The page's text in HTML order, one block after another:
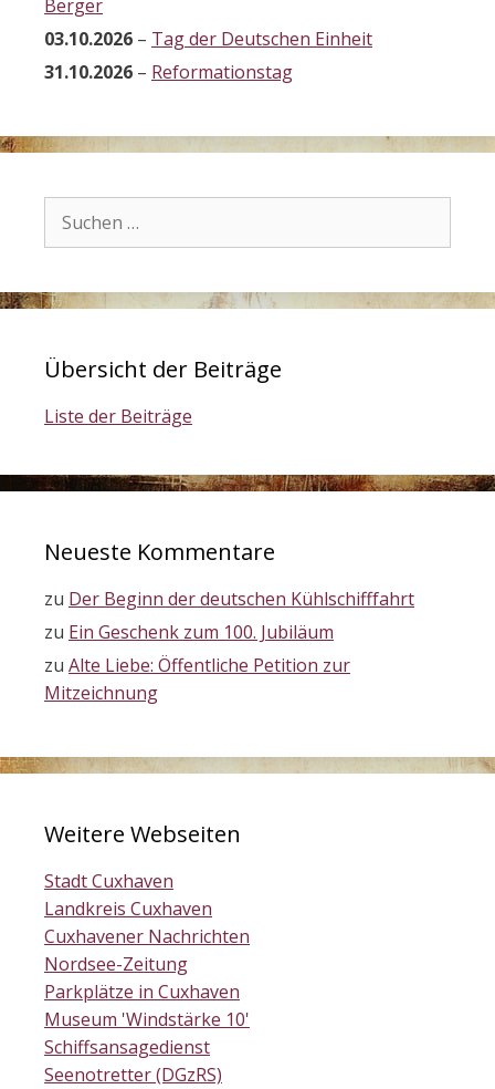
Berger
03.10.2026 – Tag der Deutschen Einheit
31.10.2026 – Reformationstag
nach:
Übersicht der Beiträge
Liste der Beiträge
Neueste Kommentare
zu Der Beginn der deutschen Kühlschifffahrt
zu Ein Geschenk zum 100. Jubiläum
zu Alte Liebe: Öffentliche Petition zur
Mitzeichnung
Weitere Webseiten
Stadt Cuxhaven
Landkreis Cuxhaven
Cuxhavener Nachrichten
Nordsee-Zeitung
Parkplätze in Cuxhaven
Museum 'Windstärke 10'
Schiffsansagedienst
Seenotretter (DGzRS)